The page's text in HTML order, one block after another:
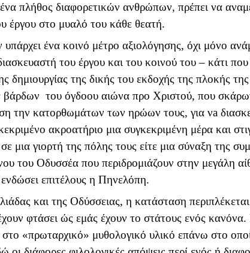
ένα πλήθος διαφορετικών ανθρώπων, πρέπει να
έργου στο μυαλό του κάθε θεατή.
υπάρχει ένα κοινό μέτρο αξιολόγησης, όχι μόνο
του έργου και του κοινού του – κάτι που
δημιουργίας της δικής του εκδοχής της πλοκής
βάρδων του όγδοου αιώνα προ Χριστού, που
την κατορθωμάτων των ηρώων τους, για νa
ακροατήριο μια συγκεκριμένη μέρα και
μια γιορτή της πόλης τους είτε μια σύναξη της
του Οδυσσέα που περιδρομιάζουν στην μεγάλη
επιτέλους η Πηνελόπη.
και της Οδύσσειας, η κατάσταση
φτάσει ώς εμάς έχουν το στάτους ενός
«πρωταρχικό» μυθολογικό υλικό επάνω στο